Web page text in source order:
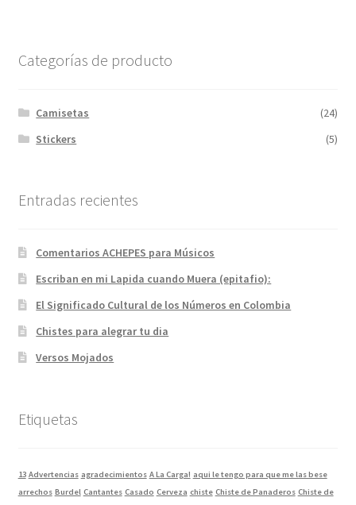
Categorías de producto
Camisetas
(24)
Stickers
(5)
Entradas recientes
Comentarios ACHEPES para Músicos
Escriban en mi Lapida cuando Muera (epitafio):
El Significado Cultural de los Números en Colombia
Chistes para alegrar tu dia
Versos Mojados
Etiquetas
13 Advertencias agradecimientos A La Carga! aqui le tengo para que me las bese
arrechos Burdel Cantantes Casado Cerveza chiste Chiste de Panaderos Chiste de